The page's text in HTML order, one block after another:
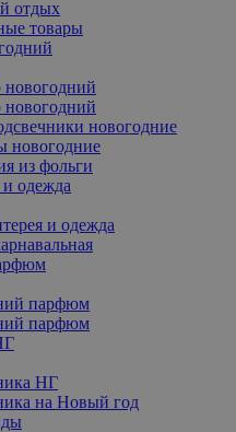
отдых
товары
новогодний
новогодний
новогодние
новогодние
из фольги
и одежда
и одежда
парфюм
парфюм
НГ
на Новый год